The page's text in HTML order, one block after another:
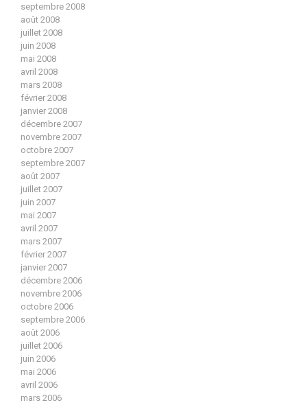
septembre 2008
août 2008
juillet 2008
juin 2008
mai 2008
avril 2008
mars 2008
février 2008
janvier 2008
décembre 2007
novembre 2007
octobre 2007
septembre 2007
août 2007
juillet 2007
juin 2007
mai 2007
avril 2007
mars 2007
février 2007
janvier 2007
décembre 2006
novembre 2006
octobre 2006
septembre 2006
août 2006
juillet 2006
juin 2006
mai 2006
avril 2006
mars 2006